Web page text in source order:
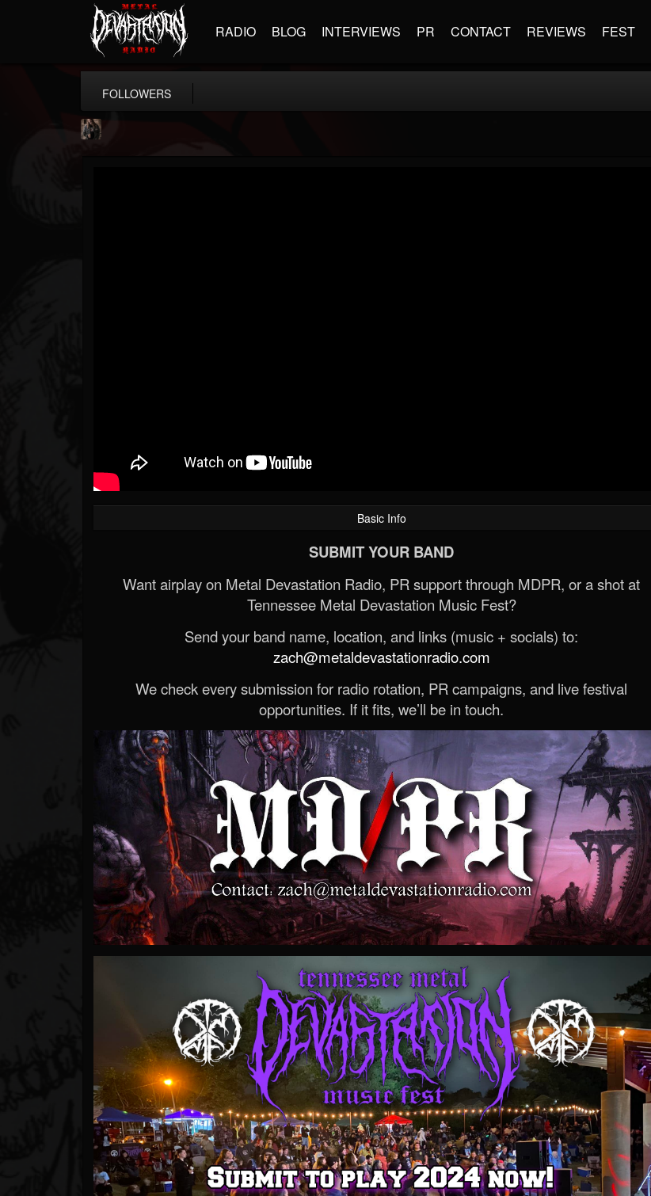
RADIO BLOG INTERVIEWS PR CONTACT REVIEWS FEST
FOLLOWERS
Basic Info
SUBMIT YOUR BAND
Want airplay on Metal Devastation Radio, PR support through MDPR, or a shot at
Tennessee Metal Devastation Music Fest?
Send your band name, location, and links (music + socials) to:
zach@metaldevastationradio.com
We check every submission for radio rotation, PR campaigns, and live festival
opportunities. If it fits, we’ll be in touch.